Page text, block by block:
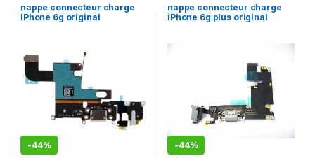
nappe connecteur charge
iPhone 6g original
-44%
nappe connecteur charge
iPhone 6g plus original
-44%